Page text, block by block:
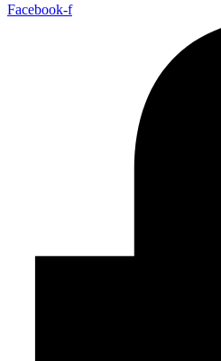
Facebook-f